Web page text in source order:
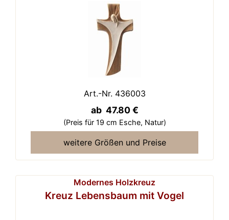
Art.-Nr. 436003
ab 47.80 €
(Preis für 19 cm Esche, Natur)
weitere Größen und Preise
Modernes Holzkreuz
Kreuz Lebensbaum mit Vogel